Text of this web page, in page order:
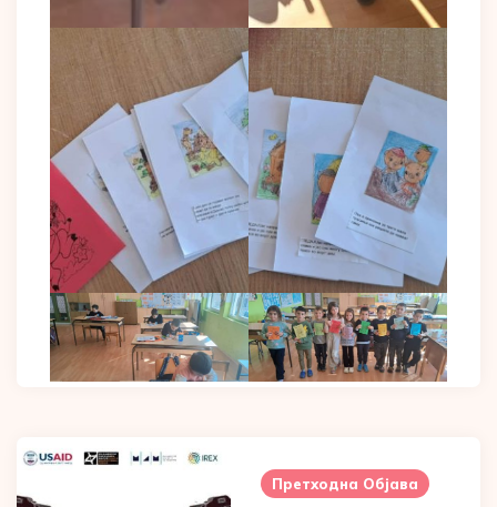
Post
navigation
Претходна Објава